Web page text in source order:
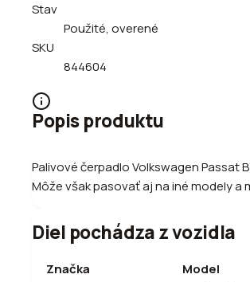
Stav
Použité, overené
SKU
844604
Popis produktu
Palivové čerpadlo Volkswagen Passat
Môže však pasovať aj na iné modely
Diel pochádza z vozidla
Značka Model